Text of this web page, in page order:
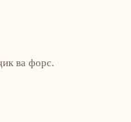
ва форс.